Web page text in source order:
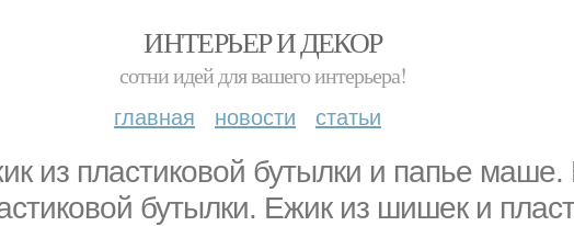
ИНТЕРЬЕР И ДЕКОР
сотни идей для вашего интерьера!
главная новости статьи
из пластиковой бутылки и папье маше.
бутылки. Ежик из шишек и